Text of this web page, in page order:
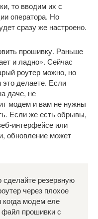
то вводим их с
оператора. Но
сразу же настроено.
прошивку. Раньше
и ладно». Сейчас
роутер можно, но
делаете. Если
даче, не
модем и вам не нужны
Если же есть обрывы,
интерфейсе или
обновление может
резервную
через плохое
модем еле
файл прошивки с